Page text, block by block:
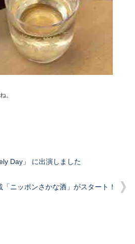
。
Day」 に出演しました
「ニッポンさかな酒」がスタート！